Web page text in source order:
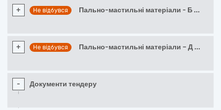
+ Не відбувся Пально-мастильні матеріали - Б ...
+ Не відбувся Пально-мастильні матеріали – Д ...
- Документи тендеру